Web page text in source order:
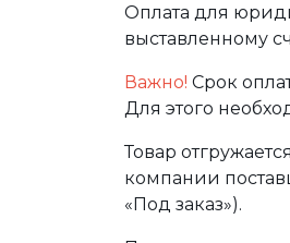
Оплата для
выставленному
Важно! Срок
Для этого
Товар
компании
«Под заказ»).